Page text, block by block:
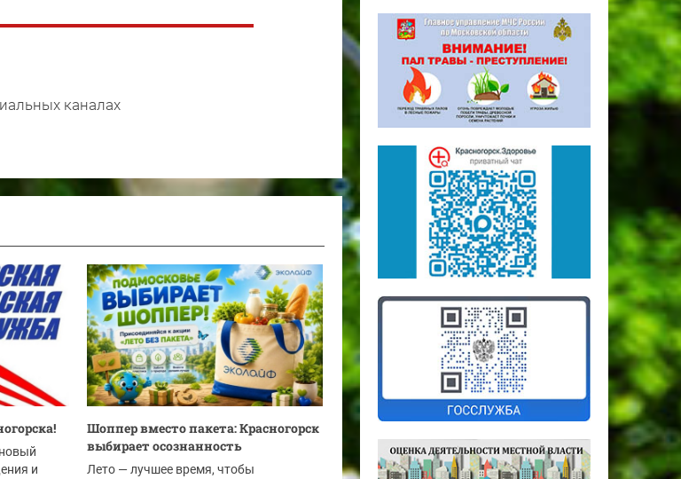
каналах
и
Шоппер вместо пакета: Красногорск
выбирает осознанность
Лето — лучшее время, чтобы